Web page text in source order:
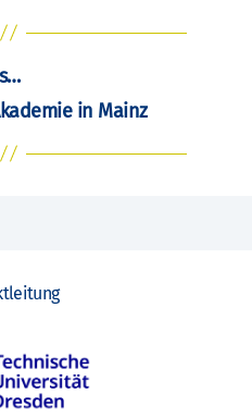
in Mainz